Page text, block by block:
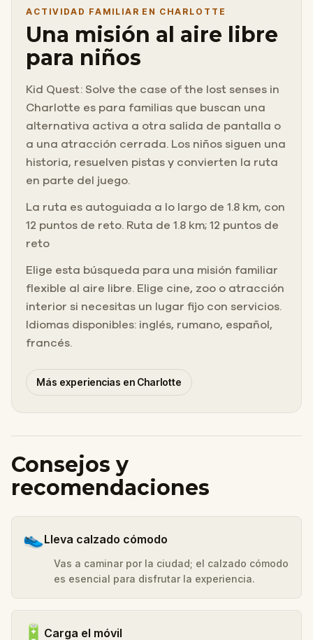
ACTIVIDAD FAMILIAR EN CHARLOTTE
Una misión al aire libre
para niños
Kid Quest: Solve the case of the lost senses in
Charlotte es para familias que buscan una
alternativa activa a otra salida de pantalla o
a una atracción cerrada. Los niños siguen una
historia, resuelven pistas y convierten la ruta
en parte del juego.
La ruta es autoguiada a lo largo de 1.8 km, con
12 puntos de reto. Ruta de 1.8 km; 12 puntos de
reto
Elige esta búsqueda para una misión familiar
flexible al aire libre. Elige cine, zoo o atracción
interior si necesitas un lugar fijo con servicios.
Idiomas disponibles: inglés, rumano, español,
francés.
Más experiencias en Charlotte
Consejos y
recomendaciones
👟Lleva calzado cómodo
Vas a caminar por la ciudad; el calzado cómodo
es esencial para disfrutar la experiencia.
🔋 Carga el móvil